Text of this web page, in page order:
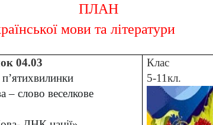
ПЛАН
мови та літератури
04.03
– слово веселкове
Клас
5-11кл.